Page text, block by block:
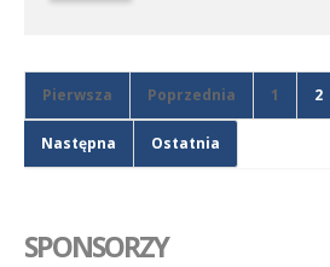
Pierwsza Poprzednia 1 2
Następna Ostatnia
SPONSORZY